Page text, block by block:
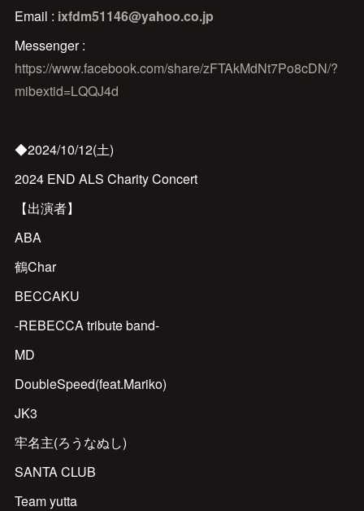
Email : ixfdm51146@yahoo.co.jp
Messenger :
https://www.facebook.com/share/zFTAkMdNt7Po8cDN/?
mibextid=LQQJ4d
◆2024/10/12(土)
2024 END ALS Charity Concert
【出演者】
ABA
鶴Char
BECCAKU
-REBECCA tribute band-
MD
DoubleSpeed(feat.Mariko)
JK3
牢名主(ろうなぬし)
SANTA CLUB
Team yutta